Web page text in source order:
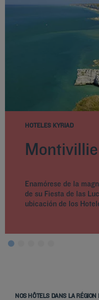
HOTELES KYRIAD
Enamórese de la
de su Fiesta de las
ubicación de los
NOS HÔTELS DANS LA RÉGION